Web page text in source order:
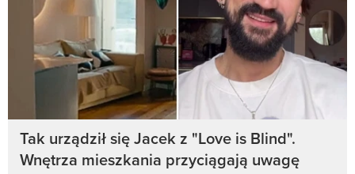
Tak urządził się Jacek z "Love is Blind".
Wnętrza mieszkania przyciągają uwagę